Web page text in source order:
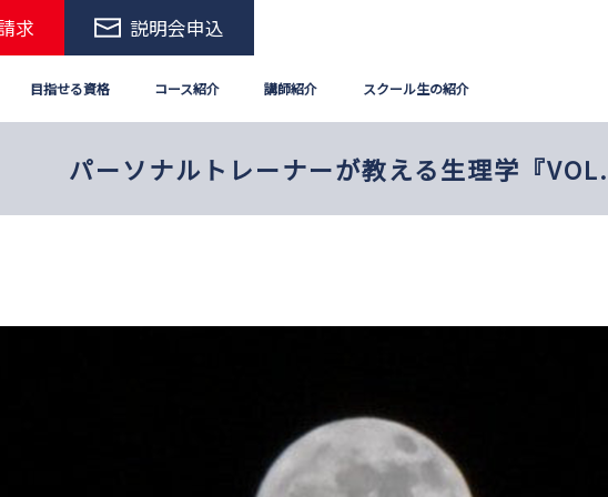
求 説明会申込
目指せる資格 コース紹介 講師紹介 スクール生の紹介
パーソナルトレーナーが教える生理学『